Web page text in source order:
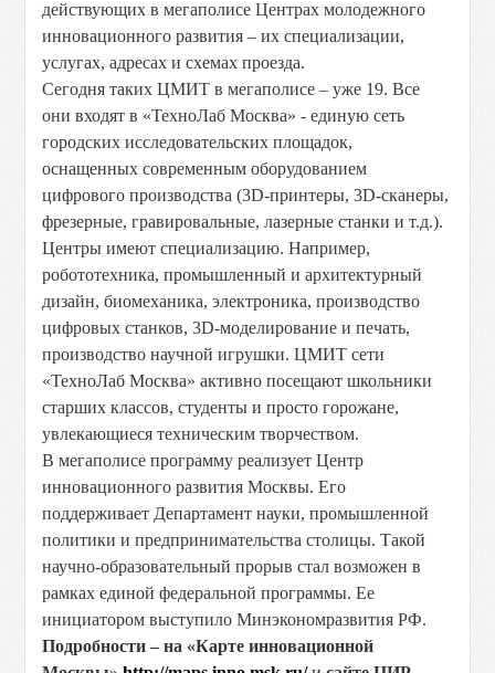
действующих в мегаполисе Центрах молодежного
инновационного развития – их специализации,
услугах, адресах и схемах проезда.
Сегодня таких ЦМИТ в мегаполисе – уже 19. Все
они входят в «ТехноЛаб Москва» - единую сеть
городских исследовательских площадок,
оснащенных современным оборудованием
цифрового производства (3D-принтеры, 3D-сканеры,
фрезерные, гравировальные, лазерные станки и т.д.).
Центры имеют специализацию. Например,
робототехника, промышленный и архитектурный
дизайн, биомеханика, электроника, производство
цифровых станков, 3D-моделирование и печать,
производство научной игрушки. ЦМИТ сети
«ТехноЛаб Москва» активно посещают школьники
старших классов, студенты и просто горожане,
увлекающиеся техническим творчеством.
В мегаполисе программу реализует Центр
инновационного развития Москвы. Его
поддерживает Департамент науки, промышленной
политики и предпринимательства столицы. Такой
научно-образовательный прорыв стал возможен в
рамках единой федеральной программы. Ее
инициатором выступило Минэкономразвития РФ.
Подробности – на «Карте инновационной